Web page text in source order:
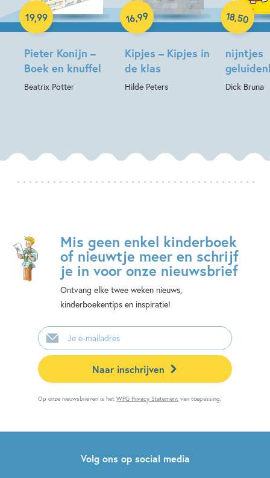
Pieter Konijn –
Boek en knuffel
Beatrix Potter
19,99
Hardcover
Kipjes – Kipjes in
de klas
Hilde Peters
16,99
Hardcover
nijntjes
Dick Bruna
18,50
Hardcover
Mis geen enkel kinderboek
of nieuwtje meer en schrijf
je in voor onze nieuwsbrief
Ontvang elke twee weken nieuws,
kinderboekentips en inspiratie!
E-
mailadres
Naar inschrijven
Op onze nieuwsbrieven is hetWPG Privacy Statement van toepassing.
Volg ons op social media